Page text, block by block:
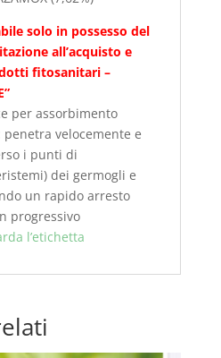
solo in possesso del
all’acquisto e
fitosanitari –
per assorbimento
velocemente e
i punti di
dei germogli e
un rapido arresto
progressivo
l’etichetta